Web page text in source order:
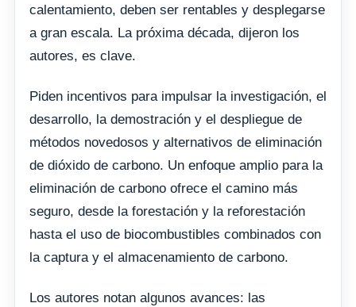
calentamiento, deben ser rentables y desplegarse
a gran escala. La próxima década, dijeron los
autores, es clave.
Piden incentivos para impulsar la investigación, el
desarrollo, la demostración y el despliegue de
métodos novedosos y alternativos de eliminación
de dióxido de carbono. Un enfoque amplio para la
eliminación de carbono ofrece el camino más
seguro, desde la forestación y la reforestación
hasta el uso de biocombustibles combinados con
la captura y el almacenamiento de carbono.
Los autores notan algunos avances: las